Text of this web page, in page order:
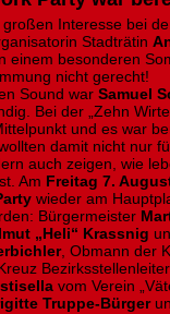
Interesse bei
Stadträtin
einem besonderen
nicht gerecht!
Sound war Samuel
Bei der „Zehn
und es war
damit nicht nur
auch zeigen, wie
Am Freitag 7.
wieder am
Bürgermeister
„Heli“ Krassnig
, Obmann der
vom Verein
Truppe-Bürger